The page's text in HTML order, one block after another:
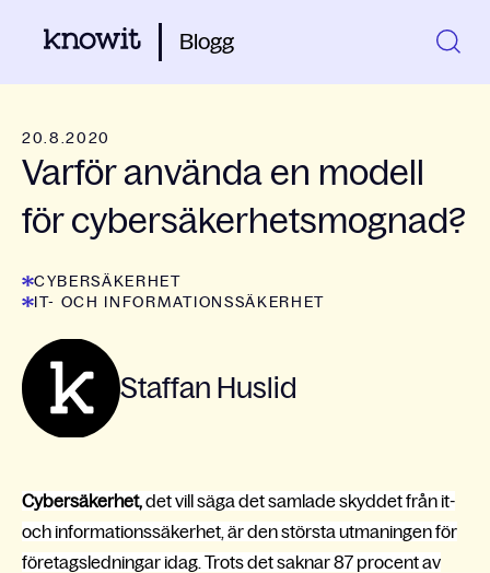
Blogg
20.8.2020
Varför använda en modell
för cybersäkerhetsmognad?
CYBERSÄKERHET
IT- OCH INFORMATIONSSÄKERHET
Staffan Huslid
Cybersäkerhet,det vill säga det samlade skyddet från it-
och informationssäkerhet, är den största utmaningen för
företagsledningar idag. Trots det saknar 87 procent av